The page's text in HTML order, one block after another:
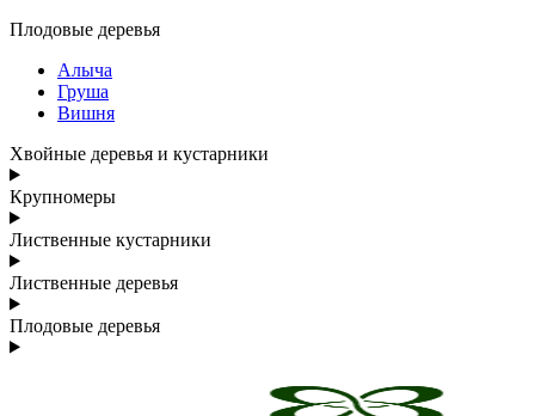
Плодовые деревья
Алыча
Груша
Вишня
Хвойные деревья и кустарники
Крупномеры
Лиственные кустарники
Лиственные деревья
Плодовые деревья